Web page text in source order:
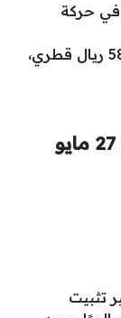
في حركة
وبلغ سعر جرام الذهب عيار 24 نحو 581.20 ريال قطري،
أسعار الذهب في قطر – الأربعاء 27 مايو
تثبيت